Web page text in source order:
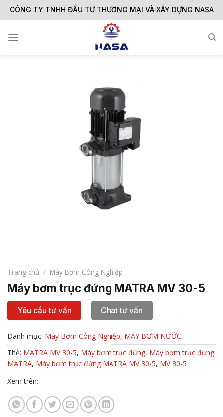
Skip
to
CÔNG TY TNHH ĐẦU TƯ THƯƠNG MẠI VÀ XÂY DỰNG NASA
Trang chủ / Máy Bơm Công Nghiệp
Máy bơm trục đứng MATRA MV 30-5
Yêu cầu tư vấn Chat tư vấn
Danh mục: Máy Bơm Công Nghiệp, MÁY BƠM NƯỚC
Thẻ: MATRA MV 30-5, Máy bơm trục đứng, Máy bơm trục đứng
MATRA, Máy bơm trục đứng MATRA MV 30-5, MV 30-5
Xem trên: